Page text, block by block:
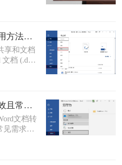
选。那
助您高效
word怎么转pdf？6个常用方法详解！
享和文档
档 (.doc,
且重要的
文件大小
广受欢
本文将详
的 Word
对各种转
word如何转pdf？5种高效且常用方法详解！
文档转
见需求。
稳定、
免因设